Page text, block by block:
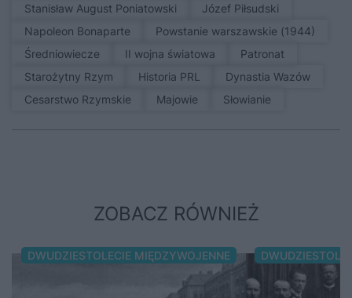
Stanisław August Poniatowski
Józef Piłsudski
Napoleon Bonaparte
Powstanie warszawskie (1944)
średniowiecze
II wojna światowa
patronat
Starożytny Rzym
Historia PRL
Dynastia Wazów
Cesarstwo Rzymskie
Majowie Słowianie
ZOBACZ RÓWNIEŻ
DWUDZIESTOLECIE MIĘDZYWOJENNE